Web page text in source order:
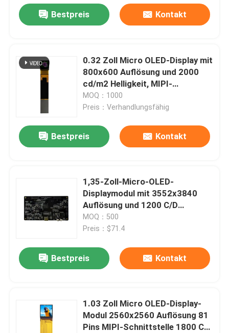
Bestpreis Kontakt
0.32 Zoll Micro OLED-Display mit
800x600 Auflösung und 2000
cd/m2 Helligkeit, MIPI-
Schnittstelle
MOQ：1000
Preis：Verhandlungsfähig
Bestpreis Kontakt
1,35-Zoll-Micro-OLED-
Displaymodul mit 3552x3840
Auflösung und 1200 C/D
Helligkeit für optimale Sicht
MOQ：500
Preis：$71.4
Bestpreis Kontakt
1.03 Zoll Micro OLED-Display-
Modul 2560x2560 Auflösung 81
Pins MIPI-Schnittstelle 1800 C/D